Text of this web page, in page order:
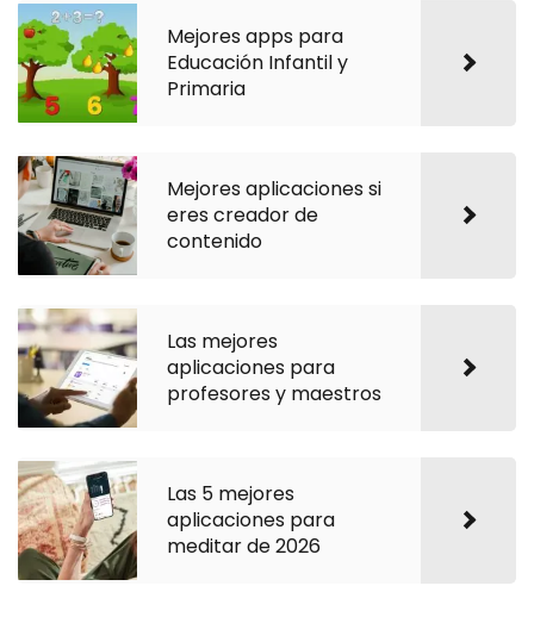
Mejores apps para
Educación Infantil y
Primaria
Mejores aplicaciones si
eres creador de
contenido
Las mejores
aplicaciones para
profesores y maestros
Las 5 mejores
aplicaciones para
meditar de 2026